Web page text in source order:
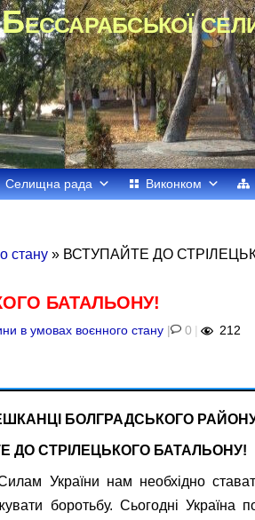
Селищна рада Виконком
стану » ВСТУПАЙТЕ ДО
БАТАЛЬОНУ!
в умовах воєнного стану | 0 | 212
БОЛГРАДСЬКОГО
ДО СТРІЛЕЦЬКОГО БАТАЛЬОНУ!
України нам необхідно
боротьбу. Сьогодні Україна